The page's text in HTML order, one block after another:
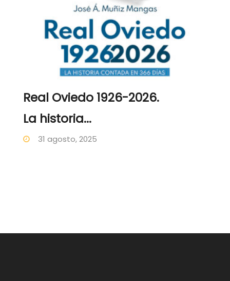
Real Oviedo 1926-2026.
La historia...
31 agosto, 2025